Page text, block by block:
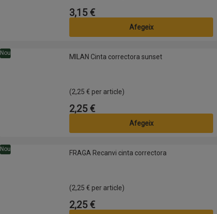
Preu
3,15 €
Afegeix
Nou
MILAN Cinta correctora sunsetMILAN Cinta correctora sunset
(2,25 € per article)
Preu
2,25 €
Afegeix
Nou
FRAGA Recanvi cinta correctoraFRAGA Recanvi cinta correctora
(2,25 € per article)
Preu
2,25 €